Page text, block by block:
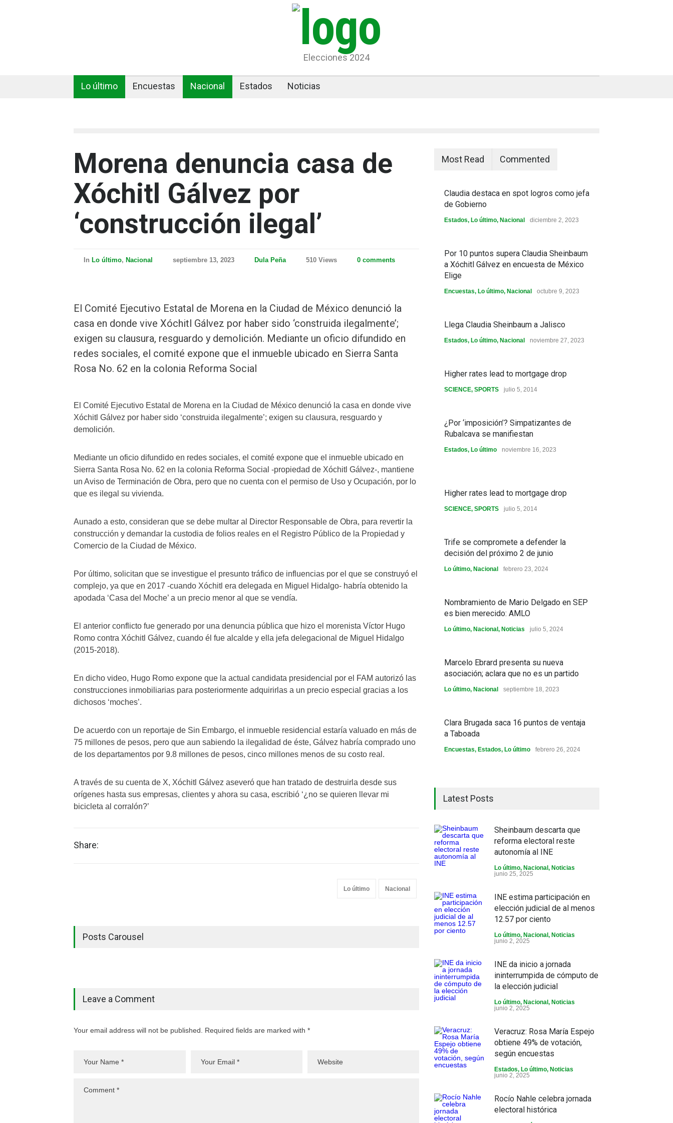
Elecciones 2024
Lo último Encuestas Nacional Estados Noticias
Morena denuncia casa de
Xóchitl Gálvez por
‘construcción ilegal’
In Lo último, Nacional septiembre 13, 2023 Dula Peña 510 Views 0 comments
El Comité Ejecutivo Estatal de Morena en la Ciudad de México denunció la
casa en donde vive Xóchitl Gálvez por haber sido ‘construida ilegalmente’;
exigen su clausura, resguardo y demolición. Mediante un oficio difundido en
redes sociales, el comité expone que el inmueble ubicado en Sierra Santa
Rosa No. 62 en la colonia Reforma Social
El Comité Ejecutivo Estatal de Morena en la Ciudad de México denunció la casa en donde vive
Xóchitl Gálvez por haber sido ‘construida ilegalmente’; exigen su clausura, resguardo y
demolición.
Mediante un oficio difundido en redes sociales, el comité expone que el inmueble ubicado en
Sierra Santa Rosa No. 62 en la colonia Reforma Social -propiedad de Xóchitl Gálvez-, mantiene
un Aviso de Terminación de Obra, pero que no cuenta con el permiso de Uso y Ocupación, por lo
que es ilegal su vivienda.
Aunado a esto, consideran que se debe multar al Director Responsable de Obra, para revertir la
construcción y demandar la custodia de folios reales en el Registro Público de la Propiedad y
Comercio de la Ciudad de México.
Por último, solicitan que se investigue el presunto tráfico de influencias por el que se construyó el
complejo, ya que en 2017 -cuando Xóchitl era delegada en Miguel Hidalgo- habría obtenido la
apodada ‘Casa del Moche’ a un precio menor al que se vendía.
El anterior conflicto fue generado por una denuncia pública que hizo el morenista Víctor Hugo
Romo contra Xóchitl Gálvez, cuando él fue alcalde y ella jefa delegacional de Miguel Hidalgo
(2015-2018).
En dicho video, Hugo Romo expone que la actual candidata presidencial por el FAM autorizó las
construcciones inmobiliarias para posteriormente adquirirlas a un precio especial gracias a los
dichosos ‘moches’.
De acuerdo con un reportaje de Sin Embargo, el inmueble residencial estaría valuado en más de
75 millones de pesos, pero que aun sabiendo la ilegalidad de éste, Gálvez habría comprado uno
de los departamentos por 9.8 millones de pesos, cinco millones menos de su costo real.
A través de su cuenta de X, Xóchitl Gálvez aseveró que han tratado de destruirla desde sus
orígenes hasta sus empresas, clientes y ahora su casa, escribió ‘¿no se quieren llevar mi
bicicleta al corralón?’
Share:
Lo último Nacional
Posts Carousel
Leave a Comment
Your email address will not be published. Required fields are marked with *
Most Read Commented
Claudia destaca en spot logros como jefa
de Gobierno
Estados, Lo último, Nacional diciembre 2, 2023
Por 10 puntos supera Claudia Sheinbaum
a Xóchitl Gálvez en encuesta de México
Elige
Encuestas, Lo último, Nacional octubre 9, 2023
Llega Claudia Sheinbaum a Jalisco
Estados, Lo último, Nacional noviembre 27, 2023
Higher rates lead to mortgage drop
SCIENCE, SPORTS julio 5, 2014
¿Por ‘imposición’? Simpatizantes de
Rubalcava se manifiestan
Estados, Lo último noviembre 16, 2023
Higher rates lead to mortgage drop
SCIENCE, SPORTS julio 5, 2014
Trife se compromete a defender la
decisión del próximo 2 de junio
Lo último, Nacional febrero 23, 2024
Nombramiento de Mario Delgado en SEP
es bien merecido: AMLO
Lo último, Nacional , Noticias julio 5, 2024
Marcelo Ebrard presenta su nueva
asociación; aclara que no es un partido
Lo último, Nacional septiembre 18, 2023
Clara Brugada saca 16 puntos de ventaja
a Taboada
Encuestas, Estados, Lo último febrero 26, 2024
Latest Posts
Sheinbaum descarta que
reforma electoral reste
autonomía al INE
Lo último, Nacional , Noticias
junio 25, 2025
INE estima participación en
elección judicial de al menos
12.57 por ciento
Lo último, Nacional , Noticias
junio 2, 2025
INE da inicio a jornada
ininterrumpida de cómputo de
la elección judicial
Lo último, Nacional , Noticias
junio 2, 2025
Veracruz: Rosa María Espejo
obtiene 49% de votación,
según encuestas
Estados, Lo último, Noticias
junio 2, 2025
Rocío Nahle celebra jornada
electoral histórica